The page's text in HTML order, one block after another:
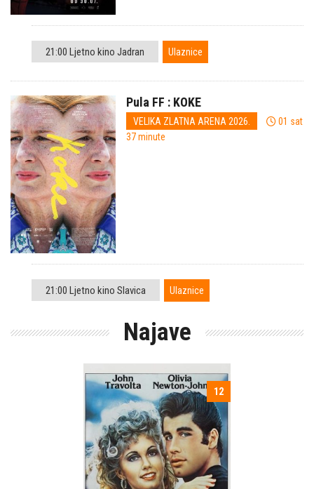
21:00 Ljetno kino Jadran Ulaznice
Pula FF : KOKE
VELIKA ZLATNA ARENA 2026.
01 sat
37 minute
21:00 Ljetno kino Slavica Ulaznice
Najave
12
Početak:
Žanr:
Kinoteka
Mjuzikl
Trajanje: